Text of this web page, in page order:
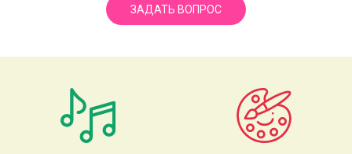
ЗАДАТЬ ВОПРОС